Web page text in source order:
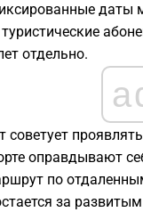
даты
отдельно.
советует
оправдывают
по
за